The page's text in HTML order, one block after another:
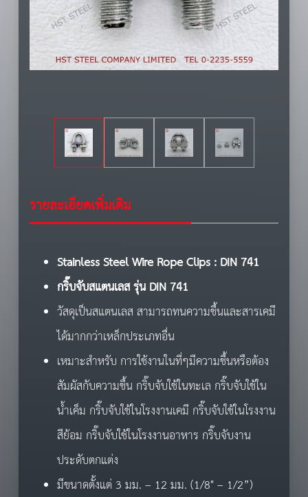
รายละเอียดเพิ่มเติม
Stainless Steel Wire Rope Clips : DIN 741
กริ๊บจับสแตนเลส รุ่นDIN 741
วัสดุเป็นสแตนเลส สามารถทนความชื้นและสารเคมี
ได้มากกว่าเหล็กประเภทอื่น
เหมาะสำหรับ การใช้งานในที่ๆมีความชื้นหรือต้อง
สัมผัสกับความชื้น กริ๊บจับใช้ในทะเล กริ๊บจับใช้ใน
น้ำเค็ม กริ๊บจับใช้ในโรงงานเคมี กริ๊บจับใช้ในโรงงาน
สีย้อม กริ๊บจับใช้ในโรงงานอาหาร กริ๊บจับงาน
ประดับตกแต่ง
มีขนาดตั้งแต่ 3 มม. – 12 มม. (1/8" – 1/2”)